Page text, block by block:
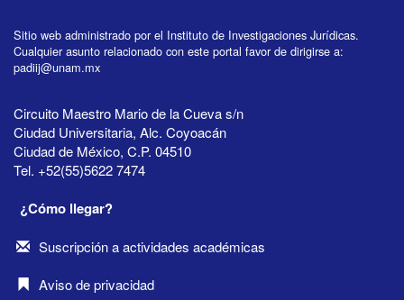
Sitio web administrado por el Instituto de Investigaciones Jurídicas.
Cualquier asunto relacionado con este portal favor de dirigirse a:
padiij@unam.mx
Circuito Maestro Mario de la Cueva s/n
Ciudad Universitaria, Alc. Coyoacán
Ciudad de México, C.P. 04510
Tel. +52(55)5622 7474
¿Cómo llegar?
Suscripción a actividades académicas
Aviso de privacidad